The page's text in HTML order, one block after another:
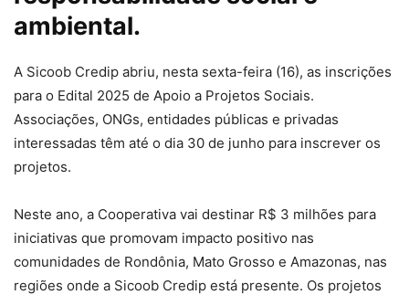
ambiental.
A Sicoob Credip abriu, nesta sexta-feira (16), as inscrições
para o Edital 2025 de Apoio a Projetos Sociais.
Associações, ONGs, entidades públicas e privadas
interessadas têm até o dia 30 de junho para inscrever os
projetos.
Neste ano, a Cooperativa vai destinar R$ 3 milhões para
iniciativas que promovam impacto positivo nas
comunidades de Rondônia, Mato Grosso e Amazonas, nas
regiões onde a Sicoob Credip está presente. Os projetos